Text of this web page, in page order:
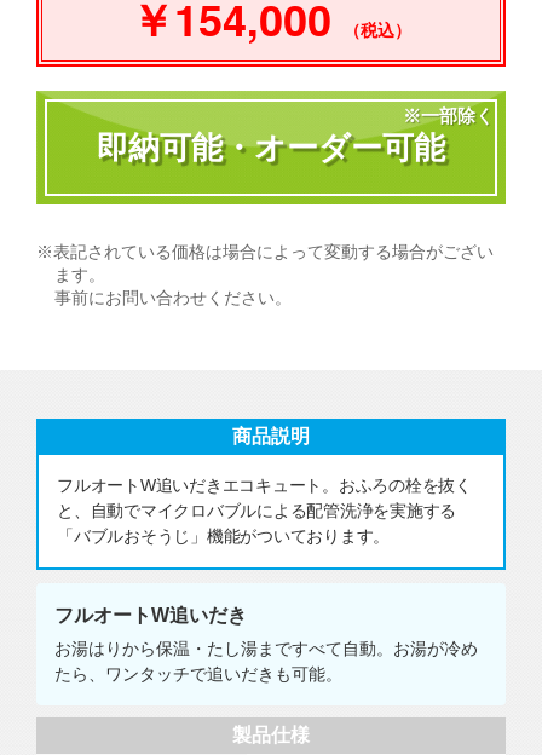
￥154,000 （税込）
即納可能・オーダー可能
※一部除く
※表記されている価格は場合によって変動する場合がござい
ます。
事前にお問い合わせください。
商品説明
フルオートW追いだきエコキュート。おふろの栓を抜く
と、自動でマイクロバブルによる配管洗浄を実施する
「バブルおそうじ」機能がついております。
フルオートW追いだき
お湯はりから保温・たし湯まですべて自動。お湯が冷め
たら、ワンタッチで追いだきも可能。
製品仕様